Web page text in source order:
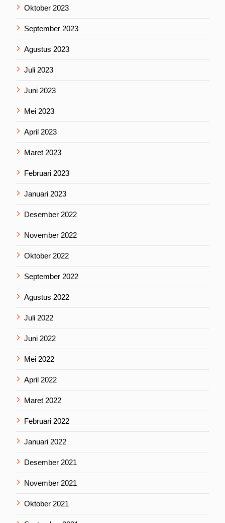
Oktober 2023
September 2023
Agustus 2023
Juli 2023
Juni 2023
Mei 2023
April 2023
Maret 2023
Februari 2023
Januari 2023
Desember 2022
November 2022
Oktober 2022
September 2022
Agustus 2022
Juli 2022
Juni 2022
Mei 2022
April 2022
Maret 2022
Februari 2022
Januari 2022
Desember 2021
November 2021
Oktober 2021